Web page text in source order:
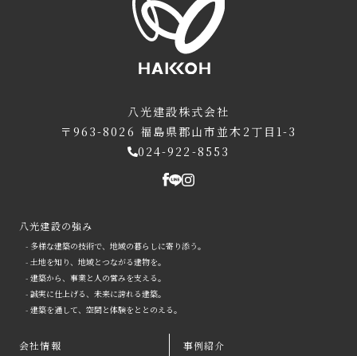
八光建設株式会社
〒963-8026 福島県郡山市並木2丁目1-3
024-922-8553
八光建設の強み
- 多様な建築の技術で、地域の暮らしに寄り添う。
- 土地を知り、地域とつながる建物を。
- 建築から、事業と人の営みを支える。
- 誠実に仕上げる、未来に誇れる建築。
- 建築を通して、空間と体験をととのえる。
会社情報
事例紹介